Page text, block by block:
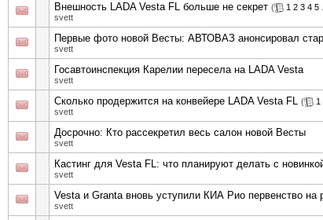
Внешность LADA Vesta FL больше не секрет ( 1 2 3 4 5
svett
Первые фото новой Весты: АВТОВАЗ анонсировал
svett
Госавтоинспекция Карелии пересела на LADA Vesta
svett
Сколько продержится на конвейере LADA Vesta FL ( 1
svett
Досрочно: Кто рассекретил весь салон новой Весты
svett
Кастинг для Vesta FL: что планируют делать с
svett
Vesta и Granta вновь уступили КИА Рио первенство на
svett